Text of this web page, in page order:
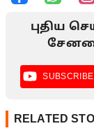
புதிய
SUBSCRIBE
RELATED